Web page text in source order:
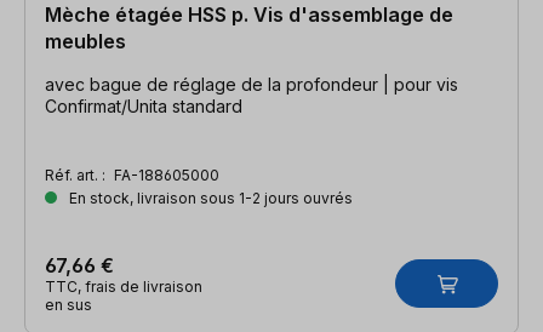
Mèche étagée HSS p. Vis d'assemblage de
meubles
avec bague de réglage de la profondeur | pour vis
Confirmat/Unita standard
Réf. art. : FA-188605000
En stock, livraison sous 1-2 jours ouvrés
67,66 €
TTC, frais de livraison
en sus